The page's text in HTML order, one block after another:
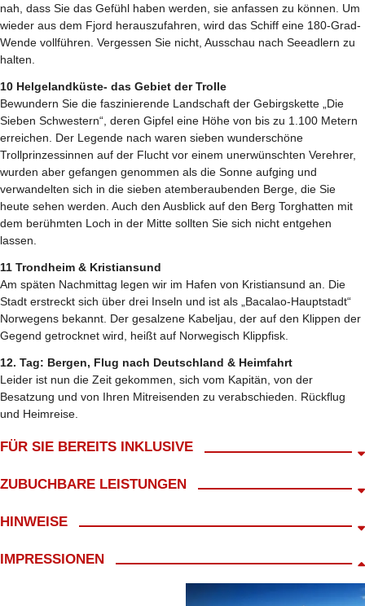
nah, dass Sie das Gefühl haben werden, sie anfassen zu können. Um
wieder aus dem Fjord herauszufahren, wird das Schiff eine 180-Grad-
Wende vollführen. Vergessen Sie nicht, Ausschau nach Seeadlern zu
halten.
10 Helgelandküste- das Gebiet der Trolle
Bewundern Sie die faszinierende Landschaft der Gebirgskette „Die
Sieben Schwestern“, deren Gipfel eine Höhe von bis zu 1.100 Metern
erreichen. Der Legende nach waren sieben wunderschöne
Trollprinzessinnen auf der Flucht vor einem unerwünschten Verehrer,
wurden aber gefangen genommen als die Sonne aufging und
verwandelten sich in die sieben atemberaubenden Berge, die Sie
heute sehen werden. Auch den Ausblick auf den Berg Torghatten mit
dem berühmten Loch in der Mitte sollten Sie sich nicht entgehen
lassen.
11 Trondheim & Kristiansund
Am späten Nachmittag legen wir im Hafen von Kristiansund an. Die
Stadt erstreckt sich über drei Inseln und ist als „Bacalao-Hauptstadt“
Norwegens bekannt. Der gesalzene Kabeljau, der auf den Klippen der
Gegend getrocknet wird, heißt auf Norwegisch Klippfisk.
12. Tag: Bergen, Flug nach Deutschland & Heimfahrt
Leider ist nun die Zeit gekommen, sich vom Kapitän, von der
Besatzung und von Ihren Mitreisenden zu verabschieden. Rückflug
und Heimreise.
FÜR SIE BEREITS INKLUSIVE
Abholung ab Wohnort gratis!*
Bordbegleitung
Linienflug ab Deutschland - Bergen & zurück
ZUBUCHBARE LEISTUNGEN
Innenkabine Polar = 1500 NOK
Außenkabine Arktis = 3000 NOK
HINWEISE
IMPRESSIONEN